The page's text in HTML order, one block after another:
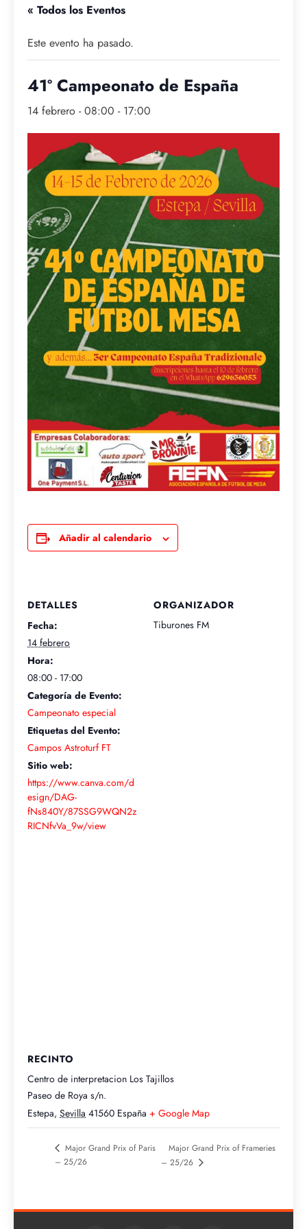
« Todos los Eventos
Este evento ha pasado.
41º Campeonato de España
14 febrero - 08:00 - 17:00
Añadir al calendario
DETALLES
Fecha:
14 febrero
Hora:
08:00 - 17:00
Categoría de Evento:
Campeonato especial
Etiquetas del Evento:
Campos Astroturf FT
Sitio web:
https://www.canva.com/d
esign/DAG-
fNs840Y/87SSG9WQN2z
RICNfvVa_9w/view
ORGANIZADOR
Tiburones FM
RECINTO
Centro de interpretacion Los Tajillos
Paseo de Roya s/n.
Estepa, Sevilla 41560 España + Google Map
Major Grand Prix of Paris
– 25/26
Major Grand Prix of Frameries
– 25/26